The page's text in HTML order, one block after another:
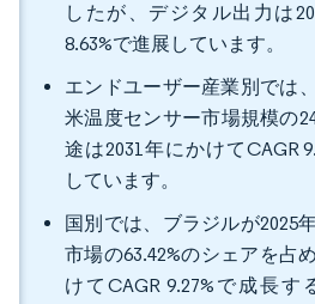
したが、デジタル出力は
8.63%で進展しています。
エンドユーザー産業別では
米温度センサー市場規模の
途は2031年にかけてCAGR
しています。
国別では、ブラジルが2025
市場の63.42%のシェアを占
けてCAGR 9.27%で成長